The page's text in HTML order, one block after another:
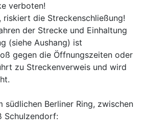
verboten!
die Streckenschließung!
der Strecke und Einhaltung
(siehe Aushang) ist
gegen die Öffnungszeiten oder
zu Streckenverweis und wird
südlichen Berliner Ring, zwischen
Schulzendorf: